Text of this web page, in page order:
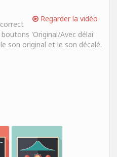
Regarder la vidéo
'Original/Avec délai'
son original et le son décalé.